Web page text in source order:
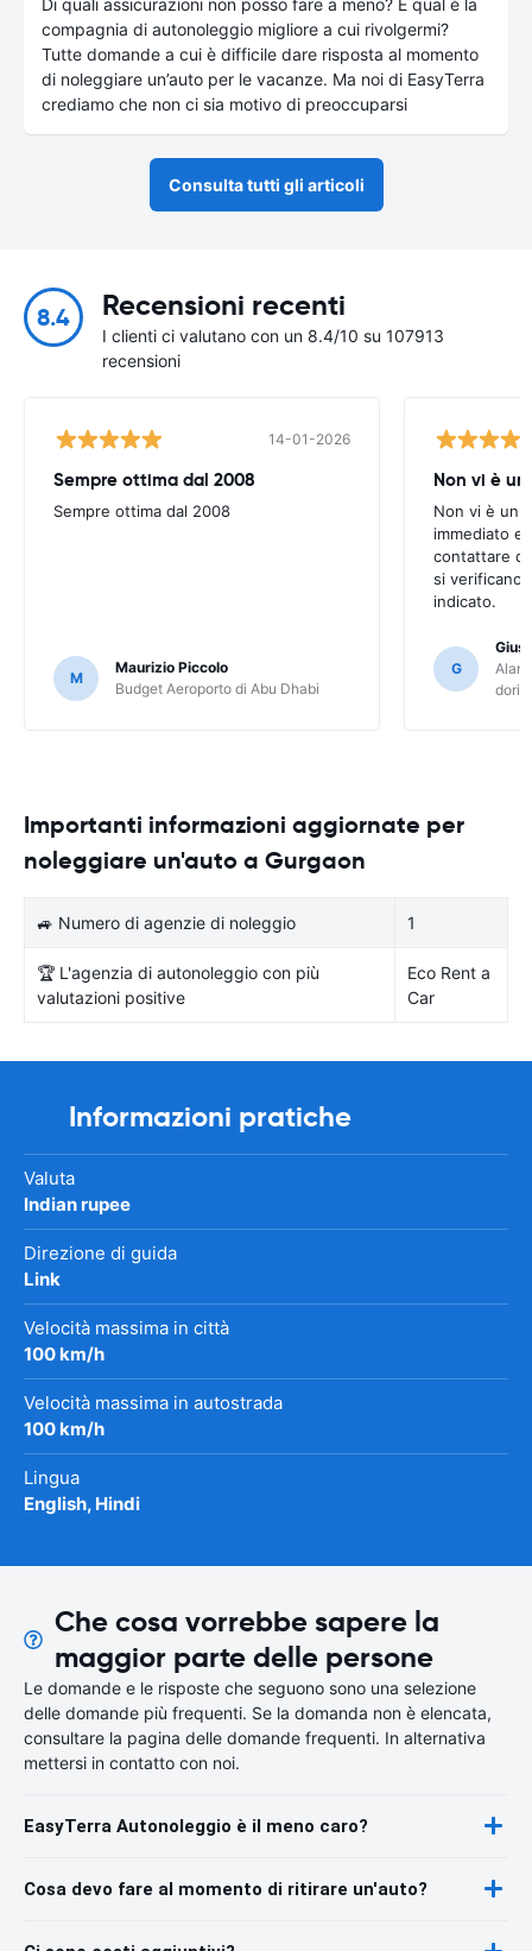
Di quali assicurazioni non posso fare a meno? E qual è la
compagnia di autonoleggio migliore a cui rivolgermi?
Tutte domande a cui è difficile dare risposta al momento
di noleggiare un’auto per le vacanze. Ma noi di EasyTerra
crediamo che non ci sia motivo di preoccuparsi
Consulta tutti gli articoli
8.4 Recensioni recenti
I clienti ci valutano con un 8.4/10 su 107913
recensioni
14-01-2026
Sempre ottima dal 2008
Sempre ottima dal 2008
M
Maurizio Piccolo
Budget Aeroporto di Abu Dhabi
Non vi è
Non vi è un
immediato e
contattare
si verificano
indicato.
G
dori
Importanti informazioni aggiornate per
noleggiare un'auto a Gurgaon
🚙 Numero di agenzie di noleggio 1
🏆 L'agenzia di autonoleggio con più
valutazioni positive
Eco Rent a
Car
Informazioni pratiche
Valuta
Indian rupee
Direzione di guida
Link
Velocità massima in città
100 km/h
Velocità massima in autostrada
100 km/h
Lingua
English, Hindi
Che cosa vorrebbe sapere la
maggior parte delle persone
Le domande e le risposte che seguono sono una selezione
delle domande più frequenti. Se la domanda non è elencata,
consultare la pagina delle domande frequenti. In alternativa
mettersi in contatto con noi.
EasyTerra Autonoleggio è il meno caro?
Cosa devo fare al momento di ritirare un'auto?